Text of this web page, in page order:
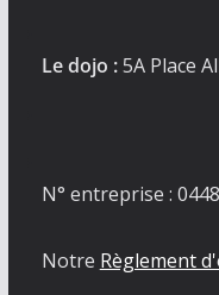
Le dojo :5A Place
N° entreprise :
Notre Règlement